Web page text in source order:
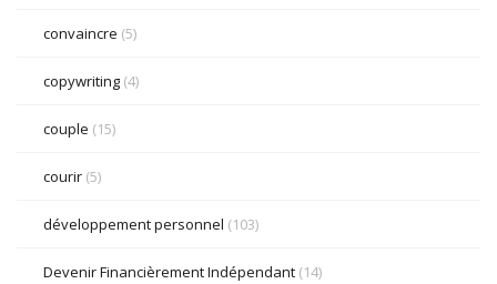
convaincre (5)
copywriting (4)
couple (15)
courir (5)
développement personnel (103)
Devenir Financièrement Indépendant (14)